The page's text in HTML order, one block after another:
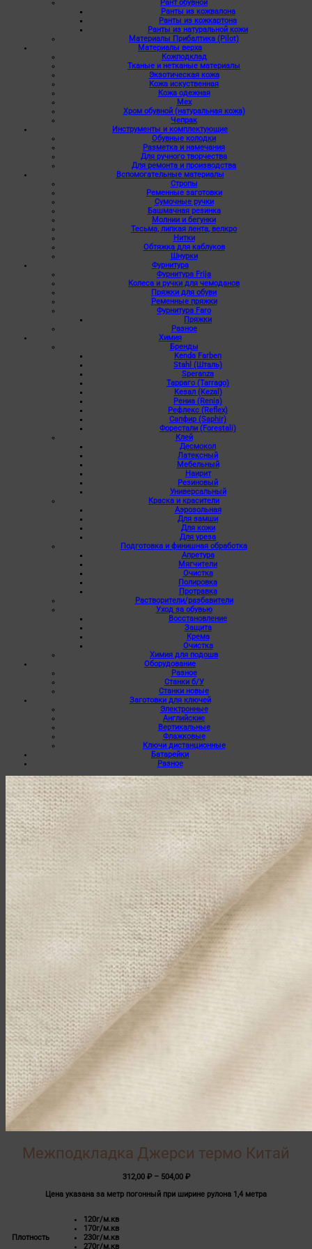
Рант обувной
Ранты из кожвалона
Ранты из кожкартона
Ранты из натуральной кожи
Материалы Прибалтика (Pilot)
Материалы верха
Кожподклад
Тканые и нетканые материалы
Экзотическая кожа
Кожа искуственная
Кожа одежная
Мех
Хром обувной (натуральная кожа)
Чепрак
Инструменты и комплектующие
Обувные колодки
Разметка и намечания
Для ручного творчества
Для ремонта и производства
Вспомогательные материалы
Стропы
Ременные заготовки
Сумочные ручки
Башмачная резинка
Молнии и бегунки
Тесьма, липкая лента, велкро
Нитки
Обтяжка для каблуков
Шнурки
Фурнитура
Фурнитура Frija
Колеса и ручки для чемоданов
Пряжки для обуви
Ременные пряжки
Фурнитура Faro
Пряжки
Разное
Химия
Бренды
Kenda Farben
Stahl (Шталь)
Speranza
Тарраго (Tarrago)
Кезал (Kezal)
Рениа (Renia)
Рефлекс (Reflex)
Сапфир (Saphir)
Форестали (Forestali)
Клей
Десмокол
Латексный
Мебельный
Наирит
Резиновый
Универсальный
Краска и красители
Аэрозольная
Для замши
Для кожи
Для уреза
Подготовка и финишная обработка
Апретура
Мягчители
Очистка
Полировка
Протравка
Растворители/разбавители
Уход за обувью
Восстановление
Защита
Крема
Очистка
Химия для подошв
Оборудование
Разное
Станки б/У
Станки новые
Заготовки для ключей
Электронные
Английские
Вертикальные
Флажковые
Ключи дистанционные
Батарейки
Разное
Межподкладка Джерси термо Китай
312,00 ₽ – 504,00 ₽Диапазон
312,00 ₽
Цена указана за метр погонный при ширине рулона 1,4 метра
Плотность
120г/м.кв
170г/м.кв
230г/м.кв
270г/м.кв